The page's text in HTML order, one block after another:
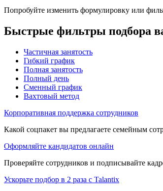
Попробуйте изменить формулировку или
Быстрые фильтры подбора
Частичная занятость
Гибкий график
Полная занятость
Полный день
Сменный график
Вахтовый метод
Корпоративная поддержка сотрудников
Какой соцпакет вы предлагаете семейным
Оформляйте кандидатов онлайн
Проверяйте сотрудников и подписывайте
Ускорьте подбор в 2 раза с Talantix